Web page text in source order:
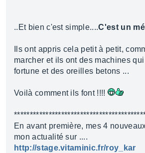
..Et bien c'est simple....C'est un
Ils ont appris cela petit à petit,
marcher et ils ont des machines
fortune et des oreilles betons ...
Voilà comment ils font !!!!
En avant première, mes 4
mon actualité sur ....
http://stage.vitaminic.fr/roy_kar